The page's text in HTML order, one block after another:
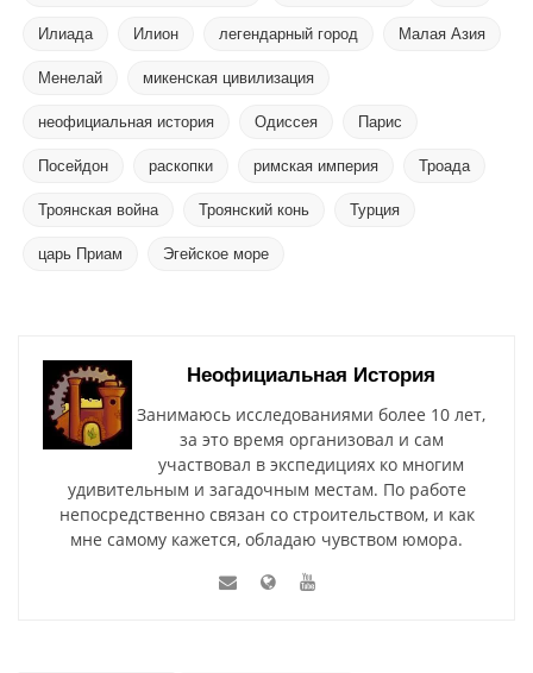
Илиада Илион легендарный город Малая Азия
Менелай микенская цивилизация
неофициальная история Одиссея Парис
Посейдон раскопки римская империя Троада
Троянская война Троянский конь Турция
царь Приам Эгейское море
Неофициальная История
Занимаюсь исследованиями более 10 лет,
за это время организовал и сам
участвовал в экспедициях ко многим
удивительным и загадочным местам. По работе
непосредственно связан со строительством, и как
мне самому кажется, обладаю чувством юмора.